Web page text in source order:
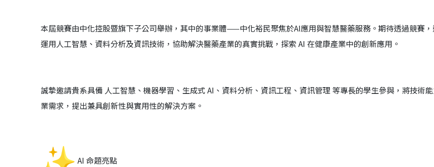
本屆競賽由中化控股暨旗下子公司舉辦，其中的事業體——中化裕民聚焦於AI應用與智慧醫藥服務。期待透過競賽
運用人工智慧、資料分析及資訊技術，協助解決醫藥產業的真實挑戰，探索 AI 在健康產業中的創新應用。
誠摯邀請貴系具備 人工智慧、機器學習、生成式 AI、資料分析、資訊工程、資訊管理 等專長的學生參與，將技術
業需求， 提出兼具創新性與實用性的解決方案。
AI 命題亮點